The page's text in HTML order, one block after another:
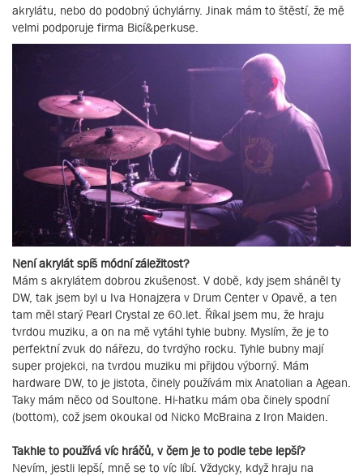
akrylátu, nebo do podobný úchylárny. Jinak mám to štěstí, že mě
velmi podporuje firma Bicí&perkuse.
Není akrylát spíš módní záležitost?
Mám s akrylátem dobrou zkušenost. V době, kdy jsem sháněl ty
DW, tak jsem byl u Iva Honajzera v Drum Center v Opavě, a ten
tam měl starý Pearl Crystal ze 60.let. Říkal jsem mu, že hraju
tvrdou muziku, a on na mě vytáhl tyhle bubny. Myslím, že je to
perfektní zvuk do nářezu, do tvrdýho rocku. Tyhle bubny mají
super projekci, na tvrdou muziku mi přijdou výborný. Mám
hardware DW, to je jistota, činely používám mix Anatolian a Agean.
Taky mám něco od Soultone. Hi-hatku mám oba činely spodní
(bottom), což jsem okoukal od Nicko McBraina z Iron Maiden.
Takhle to používá víc hráčů, v čem je to podle tebe lepší?
Nevím, jestli lepší, mně se to víc líbí. Vždycky, když hraju na